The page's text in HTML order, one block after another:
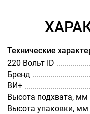
Технические
220 Вольт ID
Бренд
ВИ+
Высота подхвата, мм
Высота упаковки, мм